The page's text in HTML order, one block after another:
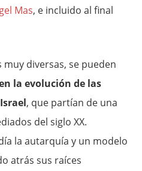
Mas, e incluido al final
diversas, se pueden
la evolución de las
, que partían de una
del siglo XX.
la autarquía y un modelo
atrás sus raíces